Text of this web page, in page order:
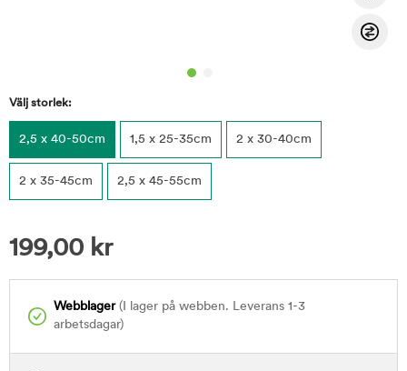
Välj storlek:
2,5 x 40-50cm 1,5 x 25-35cm 2 x 30-40cm
2 x 35-45cm 2,5 x 45-55cm
199,00 kr
Webblager(I lager på webben. Leverans 1-3
arbetsdagar)